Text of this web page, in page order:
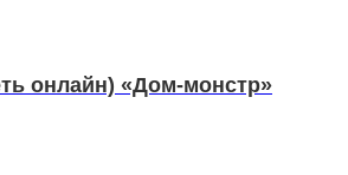
онлайн) «Дом-монстр»